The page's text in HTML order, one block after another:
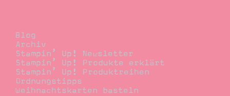
Blog
Archiv
Stampin’ Up! Newsletter
Stampin’ Up! Produkte erklärt
Stampin’ Up! Produktreihen
Ordnungstipps
Weihnachtskarten basteln